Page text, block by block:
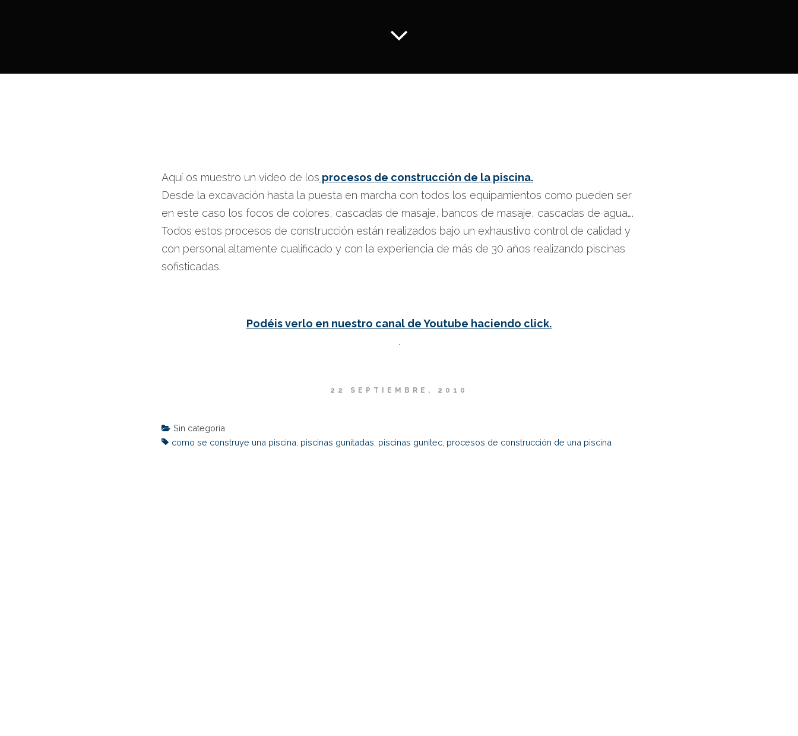
Aquí os muestro un video de los procesos de construcción de la piscina.
Desde la excavación hasta la puesta en marcha con todos los equipamientos como pueden ser
en este caso los focos de colores, cascadas de masaje, bancos de masaje, cascadas de agua….
Todos estos procesos de construcción están realizados bajo un exhaustivo control de calidad y
con personal altamente cualificado y con la experiencia de más de 30 años realizando piscinas
sofisticadas.
Podéis verlo en nuestro canal de Youtube haciendo click.
.
22 SEPTIEMBRE, 2010
Sin categoría
como se construye una piscina piscinas gunitadas piscinas gunitec procesos de construcción de una piscina